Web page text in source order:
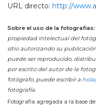
URL directo: http://
Sobre el uso de la fotografías:
propiedad intelectual del
sitio autorizando su
puede ser reproducido,
por escrito del autor de la
fotógrafo, puede escribir a
fotografía.
Fotografía agregada a la base de